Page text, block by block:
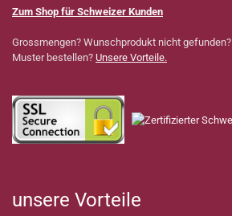
Zum Shop für Schweizer Kunden
Grossmengen? Wunschprodukt nicht gefunden?
Muster bestellen? Unsere Vorteile.
unsere Vorteile